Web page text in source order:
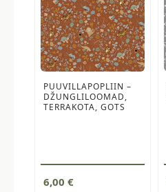
PUUVILLAPOPLIIN –
DŽUNGLILOOMAD,
TERRAKOTA, GOTS
6,00 €